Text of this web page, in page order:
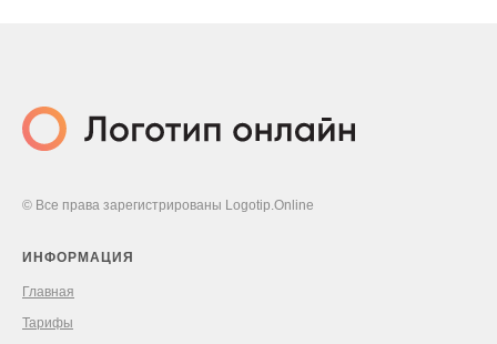
© Все права зарегистрированы Logotip.Online
ИНФОРМАЦИЯ
Главная
Тарифы